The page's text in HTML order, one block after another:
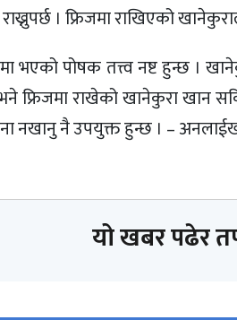
राख्नुपर्छ । फ्रिजमा राखिएको
भएको पोषक तत्त्व नष्ट हुन्छ ।
फ्रिजमा राखेको खानेकुरा खान
नखानु नै उपयुक्त हुन्छ । –
यो खबर पढेर